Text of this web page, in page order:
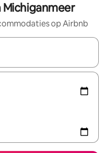
op Airbnb
zijn, maak je een keuze